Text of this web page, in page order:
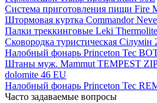
Система приготовления пищи Fire
Штормовая куртка Commandor
Палки треккинговые Leki
Сковородка туристическая Сілумін
Налобный фонарь Princeton Tec
Штаны муж. Mammut TEMPEST
dolomite 46 EU
Налобный фонарь Princeton Tec
Часто задаваемые вопросы